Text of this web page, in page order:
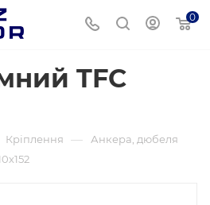
0
TFC
Кріплення — Анкера, дюбеля